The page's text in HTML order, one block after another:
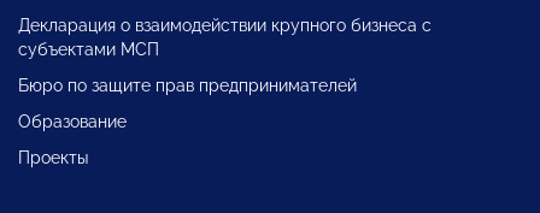
Декларация о взаимодействии крупного бизнеса с
субъектами МСП
Бюро по защите прав предпринимателей
Образование
Проекты